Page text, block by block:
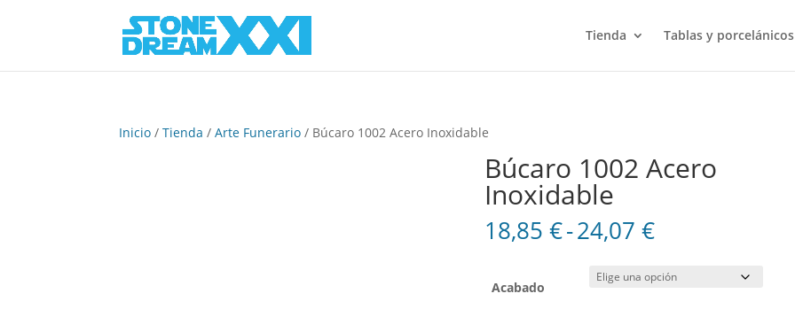
Tienda Tablas y porcelánicos
Inicio /Tienda /Arte Funerario / Búcaro 1002 Acero Inoxidable
Búcaro 1002 Acero
Inoxidable
18,85€-24,07€Rango
precios:
desde
Acabado